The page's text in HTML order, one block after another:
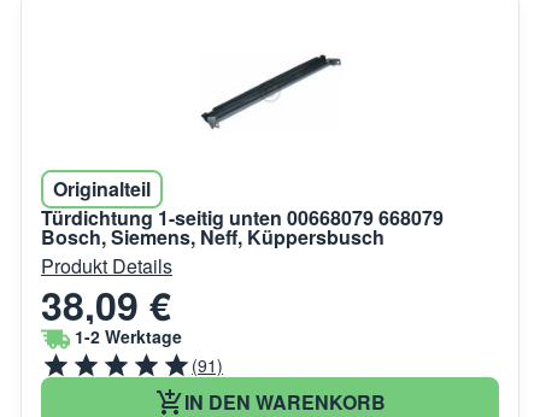
Originalteil
Türdichtung 1-seitig unten 00668079 668079
Bosch, Siemens, Neff, Küppersbusch
Produkt Details
38,09 €
1-2 Werktage
(91)
IN DEN WARENKORB